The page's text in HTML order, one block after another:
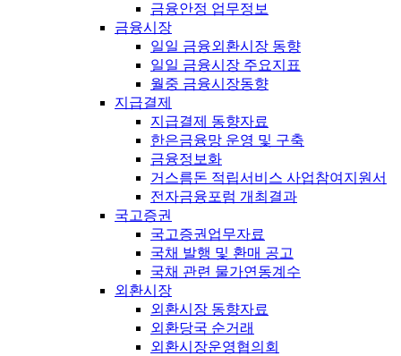
금융안정 업무정보
금융시장
일일 금융외환시장 동향
일일 금융시장 주요지표
월중 금융시장동향
지급결제
지급결제 동향자료
한은금융망 운영 및 구축
금융정보화
거스름돈 적립서비스 사업참여지원서
전자금융포럼 개최결과
국고증권
국고증권업무자료
국채 발행 및 환매 공고
국채 관련 물가연동계수
외환시장
외환시장 동향자료
외환당국 순거래
외환시장운영협의회